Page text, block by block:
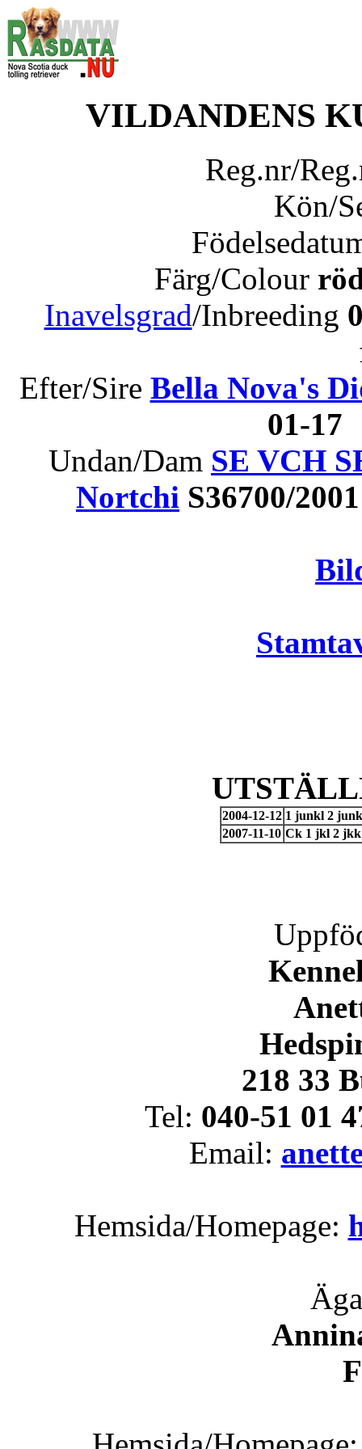
VILDANDENS
Reg.nr/
Kön/
Färg/Colour
Inavelsgrad/Inbreeding
Efter/Sire Bella Nova's
01-
Undan/Dam SE VCH
Nortchi S36700/
2004-12-12 1 junkl 2
2007-11-10 Ck 1 jkl 2 jkk
218 33
Tel: 040-51 01
Email:
Hemsida/Homepage: